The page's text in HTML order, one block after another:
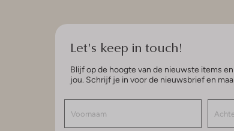
Let's keep in touch!
Blijf op de hoogte van de nieuwste items
jou. Schrijf je in voor de nieuwsbrief en